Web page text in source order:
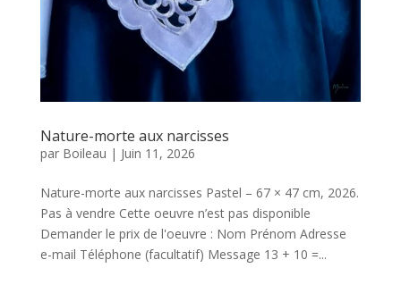
Nature-morte aux narcisses
par Boileau | Juin 11, 2026
Nature-morte aux narcisses Pastel – 67 × 47 cm, 2026.
Pas à vendre Cette oeuvre n’est pas disponible
Demander le prix de l'oeuvre : Nom Prénom Adresse
e-mail Téléphone (facultatif) Message 13 + 10 =...